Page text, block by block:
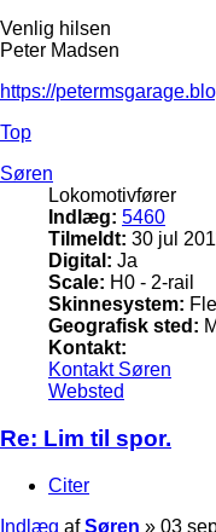
Venlig hilsen
Peter Madsen
https://
Top
Søren
Lokomotivfører
Indlæg: 5460
Tilmeldt: 30 jul
Digital: Ja
Scale: H0 - 2-rail
Skinnesystem:
Geografisk sted:
Kontakt:
Kontakt Søren
Websted
Re: Lim til spor.
Citer
Indlæg afSøren » 03